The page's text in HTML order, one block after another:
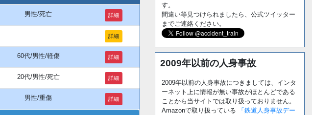
男性/死亡 詳細
詳細
60代/男性/軽傷 詳細
20代/男性/死亡 詳細
男性/重傷 詳細
す。
間違い等見つけられましたら、公式ツイッター
までご連絡ください。
2009年以前の人身事故
2009年以前の人身事故につきましては、インタ
ーネット上に情報が無い事故がほとんどである
ことから当サイトでは取り扱っておりません。
Amazonで取り扱っている
「鉄道人身事故デー